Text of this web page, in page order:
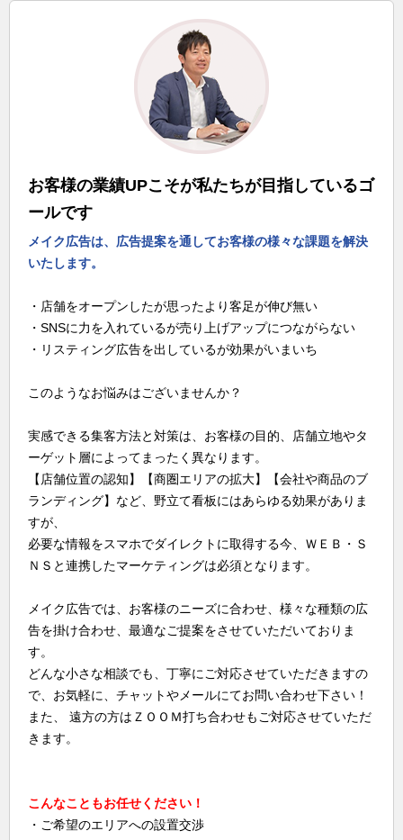
お客様の業績UPこそが私たちが目指しているゴ
ールです
メイク広告は、広告提案を通してお客様の様々な課題を解決
いたします。
・店舗をオープンしたが思ったより客足が伸び無い
・SNSに力を入れているが売り上げアップにつながらない
・リスティング広告を出しているが効果がいまいち
このようなお悩みはございませんか？
実感できる集客方法と対策は、お客様の目的、店舗立地やタ
ーゲット層によってまったく異なります。
【店舗位置の認知】【商圏エリアの拡大】【会社や商品のブ
ランディング】など、野立て看板にはあらゆる効果がありま
すが、
必要な情報をスマホでダイレクトに取得する今、ＷＥＢ・Ｓ
ＮＳと連携したマーケティングは必須となります。
メイク広告では、お客様のニーズに合わせ、様々な種類の広
告を掛け合わせ、最適なご提案をさせていただいておりま
す。
どんな小さな相談でも、丁寧にご対応させていただきますの
で、お気軽に、チャットやメールにてお問い合わせ下さい！
また、 遠方の方はＺＯＯＭ打ち合わせもご対応させていただ
きます。
こんなこともお任せください！
・ご希望のエリアへの設置交渉